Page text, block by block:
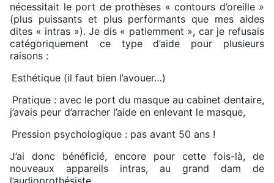
nécessitait le port de prothèses « contours d’oreille »
(plus puissants et plus performants que mes aides
dites « intras »). Je dis « patiemment », car je refusais
catégoriquement ce type d’aide pour plusieurs
raisons :
Esthétique (il faut bien l’avouer…)
Pratique : avec le port du masque au cabinet dentaire,
j’avais peur d’arracher l’aide en enlevant le masque,
Pression psychologique : pas avant 50 ans !
J’ai donc bénéficié, encore pour cette fois-là, de
nouveaux appareils intras, au grand dam de